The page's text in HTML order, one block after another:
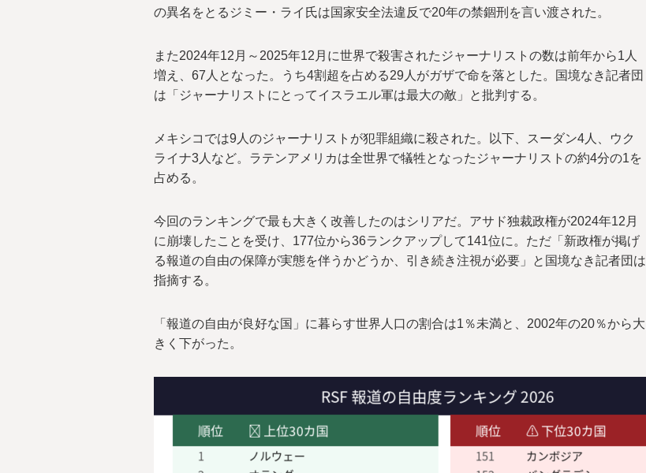
の異名をとるジミー・ライ氏は国家安全法違反で20年の禁錮刑を言い渡された。
また2024年12月～2025年12月に世界で殺害されたジャーナリストの数は前年から1人
増え、67人となった。うち4割超を占める29人がガザで命を落とした。国境なき記者団
は「ジャーナリストにとってイスラエル軍は最大の敵」と批判する。
メキシコでは9人のジャーナリストが犯罪組織に殺された。以下、スーダン4人、ウク
ライナ3人など。ラテンアメリカは全世界で犠牲となったジャーナリストの約4分の1を
占める。
今回のランキングで最も大きく改善したのはシリアだ。アサド独裁政権が2024年12月
に崩壊したことを受け、177位から36ランクアップして141位に。ただ「新政権が掲げ
る報道の自由の保障が実態を伴うかどうか、引き続き注視が必要」と国境なき記者団は
指摘する。
「報道の自由が良好な国」に暮らす世界人口の割合は1％未満と、2002年の20％から大
きく下がった。